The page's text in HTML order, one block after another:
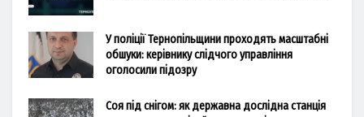
У поліції Тернопільщини проходять масштабні
обшуки: керівнику слідчого управління
оголосили підозру
Соя під снігом: як державна дослідна станція